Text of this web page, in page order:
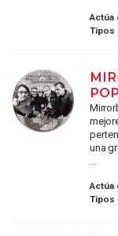
Actúa
Tipos
una
...
Actúa
Tipos